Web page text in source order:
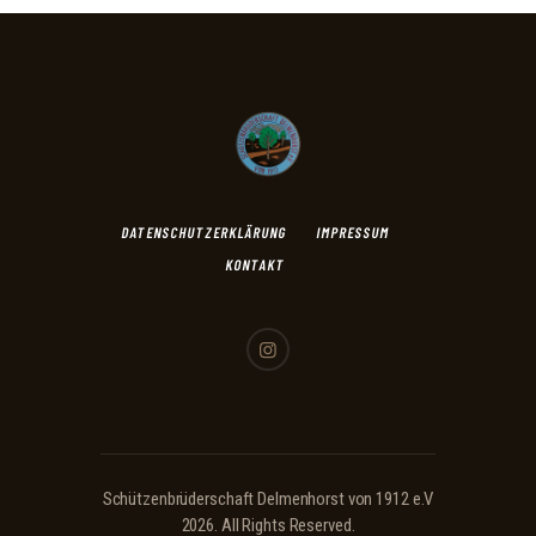
DATENSCHUTZERKLÄRUNG
IMPRESSUM
KONTAKT
Schützenbrüderschaft Delmenhorst von 1912 e.V
2026. All Rights Reserved.